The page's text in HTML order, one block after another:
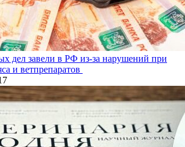
дел завели в РФ из-за нарушений при
и ветпрепаратов